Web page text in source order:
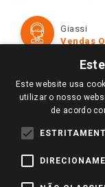
Televendas
Perguntas
Trabalhe Conosco
Identidade Visual
Formas de
Políticas de
Trocas e
Giassi
Vendas
Redes Sociais
Pagamento e
Este website usa
utilizar o nosso
de acordo